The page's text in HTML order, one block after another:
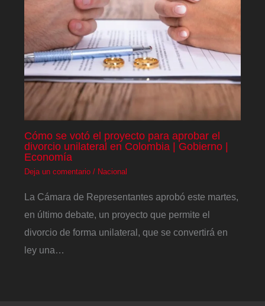
Cómo se votó el proyecto para aprobar el
divorcio unilateral en Colombia | Gobierno |
Economía
Deja un comentario / Nacional
La Cámara de Representantes aprobó este martes,
en último debate, un proyecto que permite el
divorcio de forma unilateral, que se convertirá en
ley una…